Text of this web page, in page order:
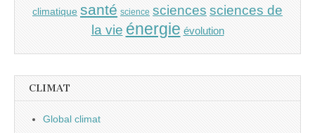
climatique santé science sciences sciences de
la vie énergie évolution
CLIMAT
Global climat